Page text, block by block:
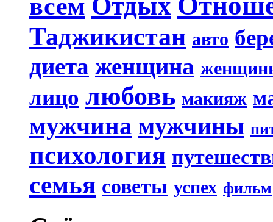
всем Отдых
Таджикистан авто
диета женщина
лицо любовь макияж
мужчина мужчины
психология
семья советы успех фильм